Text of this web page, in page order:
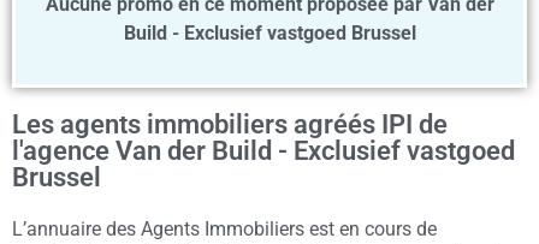
Aucune promo en ce moment proposée par Van der
Build - Exclusief vastgoed Brussel
Les agents immobiliers agréés IPI de
l'agence Van der Build - Exclusief vastgoed
Brussel
L’annuaire des Agents Immobiliers est en cours de